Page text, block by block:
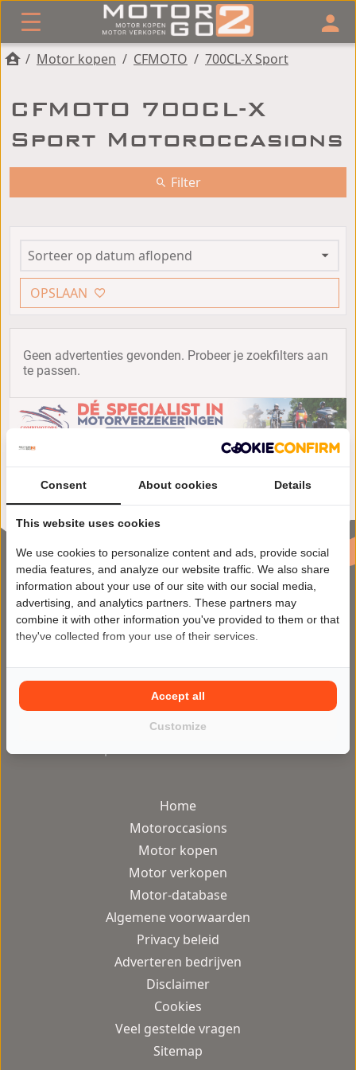
/ Motor kopen / CFMOTO / 700CL-X Sport
CFMOTO 700CL-X
Sport Motoroccasions
Filter
OPSLAAN
Geen advertenties gevonden. Probeer je zoekfilters aan
te passen.
Motor2Go maakt het kopen en
verkopen van motoren makkelijker
dan ooit op het meest veilige en
gebruiksvriendelijke motor occasion
Home
Motoroccasions
Motor kopen
Motor verkopen
Motor-database
Algemene voorwaarden
Privacy beleid
Adverteren bedrijven
Disclaimer
Cookies
Veel gestelde vragen
Sitemap
Consent About cookies Details
This website uses cookies
We use cookies to personalize content and ads, provide social
media features, and analyze our website traffic. We also share
information about your use of our site with our social media,
advertising, and analytics partners. These partners may
combine it with other information you've provided to them or that
they've collected from your use of their services.
Customize
Accept all